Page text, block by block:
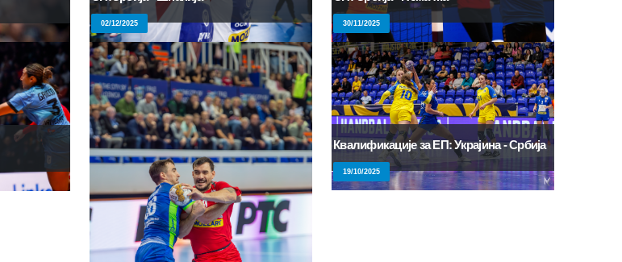
02/12/2025 30/11/2025
Квалификације за ЕП: Украјина - Србија
19/10/2025